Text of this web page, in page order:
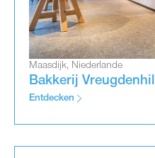
Maasdijk, Niederlande
Bakkerij Vreugdenhil
Entdecken